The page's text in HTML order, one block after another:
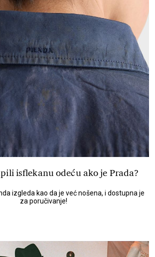
isflekanu odeću ako je Prada?
izgleda kao da je već nošena, i dostupna je
za poručivanje!